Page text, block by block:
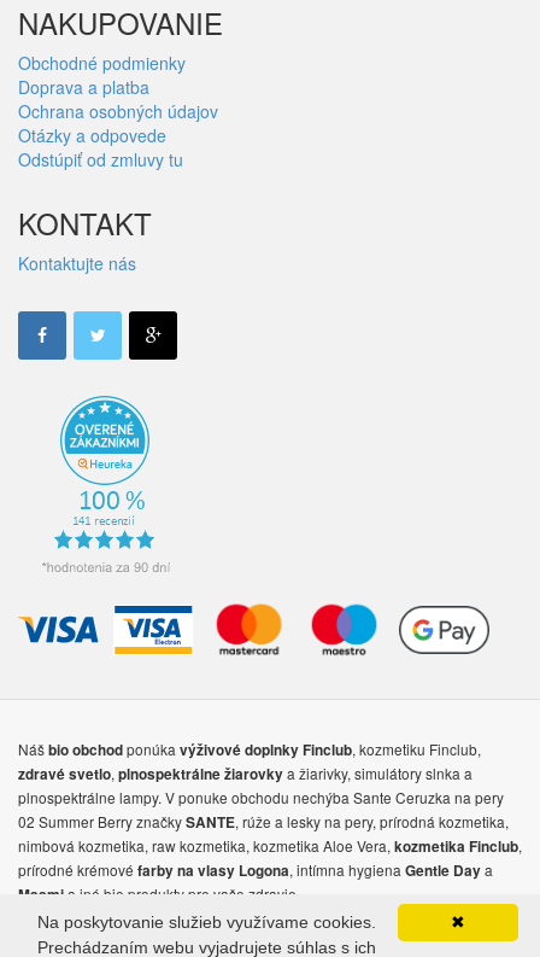
NAKUPOVANIE
Obchodné podmienky
Doprava a platba
Ochrana osobných údajov
Otázky a odpovede
Odstúpiť od zmluvy tu
KONTAKT
Kontaktujte nás
Nášbio obchodponúka výživové doplnkyFinclub, kozmetiku Finclub,
zdravé svetlo, plnospektrálne žiarovkya žiarivky, simulátory slnka a
plnospektrálne lampy. V ponuke obchodu nechýba Sante Ceruzka na pery
02 Summer Berry značkySANTE, rúže a lesky na pery, prírodná kozmetika,
nimbová kozmetika, raw kozmetika, kozmetika Aloe Vera, kozmetika Finclub,
prírodné krémové farby na vlasy Logona, intímna hygiena Gentle Daya
Masmi a iné bio produkty pre vaše zdravie.
© Copyright 2026 - NIGMA, s.r.o.
✖
Na poskytovanie služieb využívame cookies.
Prechádzaním webu vyjadrujete súhlas s ich